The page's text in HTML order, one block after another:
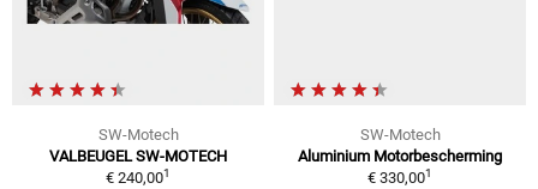
SW-Motech
VALBEUGEL SW-MOTECH
€ 240,001
SW-Motech
Aluminium Motorbescherming
€ 330,001